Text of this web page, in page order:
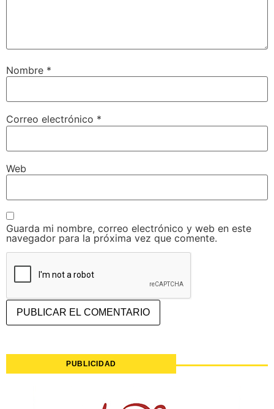
Nombre *
Correo electrónico *
Web
Guarda mi nombre, correo electrónico y web en este
navegador para la próxima vez que comente.
PUBLICIDAD